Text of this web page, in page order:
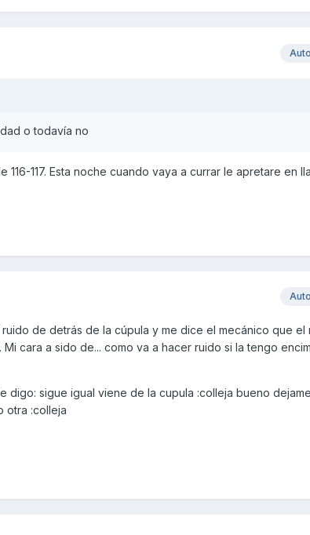
o todavía no
117. Esta noche cuando vaya a currar le apretare en
de detrás de la cúpula y me dice el mecánico que el
cara a sido de... como va a hacer ruido si la tengo
digo: sigue igual viene de la cupula :colleja bueno
otra :colleja